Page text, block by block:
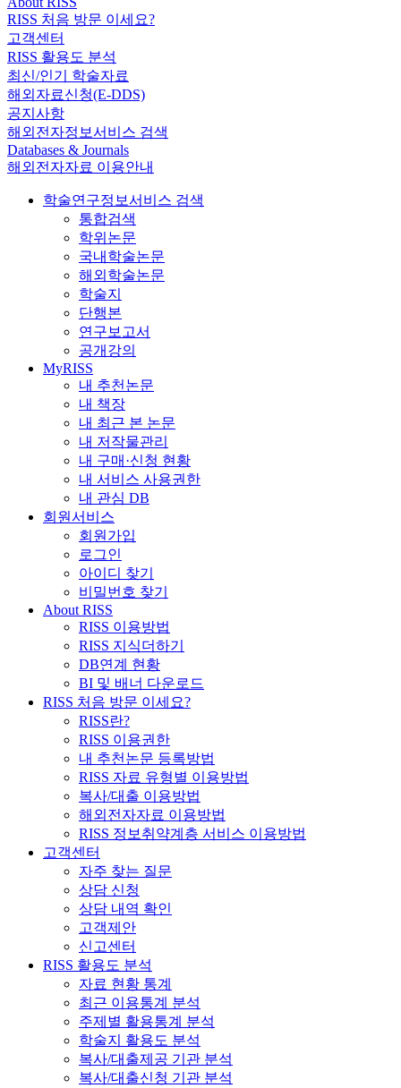
RISS 처음 방문 이세요?
고객센터
RISS 활용도 분석
최신/인기 학술자료
해외자료신청(E-DDS)
공지사항
해외전자정보서비스 검색
Databases & Journals
해외전자자료 이용안내
학술연구정보서비스 검색
통합검색
학위논문
국내학술논문
해외학술논문
학술지
단행본
연구보고서
공개강의
MyRISS
내 추천논문
내 책장
내 최근 본 논문
내 저작물관리
내 구매·신청 현황
내 서비스 사용권한
내 관심 DB
회원서비스
회원가입
로그인
아이디 찾기
비밀번호 찾기
About RISS
RISS 이용방법
RISS 지식더하기
DB연계 현황
BI 및 배너 다운로드
RISS 처음 방문 이세요?
RISS란?
RISS 이용권한
내 추천논문 등록방법
RISS 자료 유형별 이용방법
복사/대출 이용방법
해외전자자료 이용방법
RISS 정보취약계층 서비스 이용방법
고객센터
자주 찾는 질문
상담 신청
상담 내역 확인
고객제안
신고센터
RISS 활용도 분석
자료 현황 통계
최근 이용통계 분석
주제별 활용통계 분석
학술지 활용도 분석
복사/대출제공 기관 분석
복사/대출신청 기관 분석